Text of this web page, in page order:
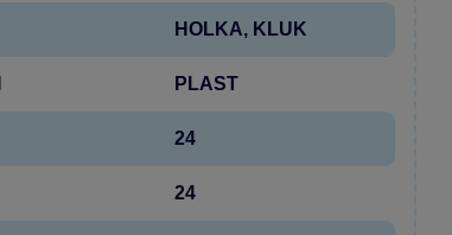
HOLKA, KLUK
PLAST
24
24